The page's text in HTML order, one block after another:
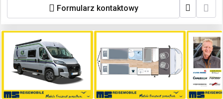
Formularz kontaktowy